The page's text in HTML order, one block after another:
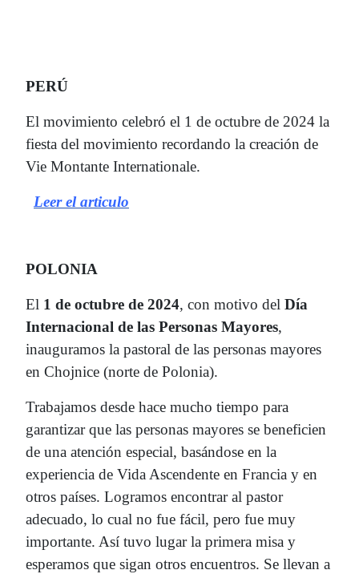
PERÚ
El movimiento celebró el 1 de octubre de 2024 la
fiesta del movimiento recordando la creación de
Vie Montante Internationale.
Leer el articulo
POLONIA
El 1 de octubre de 2024, con motivo del Día
Internacional de las Personas Mayores,
inauguramos la pastoral de las personas mayores
en Chojnice (norte de Polonia).
Trabajamos desde hace mucho tiempo para
garantizar que las personas mayores se beneficien
de una atención especial, basándose en la
experiencia de Vida Ascendente en Francia y en
otros países. Logramos encontrar al pastor
adecuado, lo cual no fue fácil, pero fue muy
importante. Así tuvo lugar la primera misa y
esperamos que sigan otros encuentros. Se llevan a